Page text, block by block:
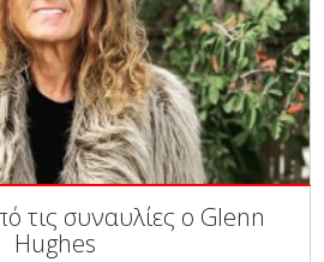
τις συναυλίες ο Glenn
Hughes